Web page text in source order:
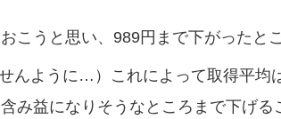
こうと思い、989円まで下がったと
んように…）これによって取得平均
み益になりそうなところまで下げる